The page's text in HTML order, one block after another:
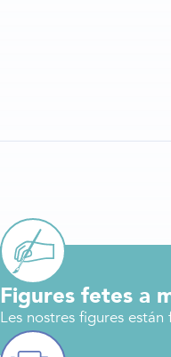
Figures fetes a
Les nostres figures